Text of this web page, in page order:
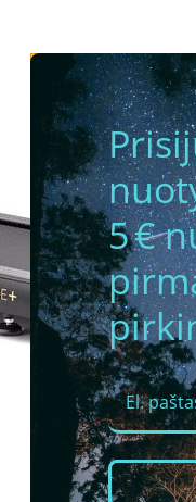
5 €